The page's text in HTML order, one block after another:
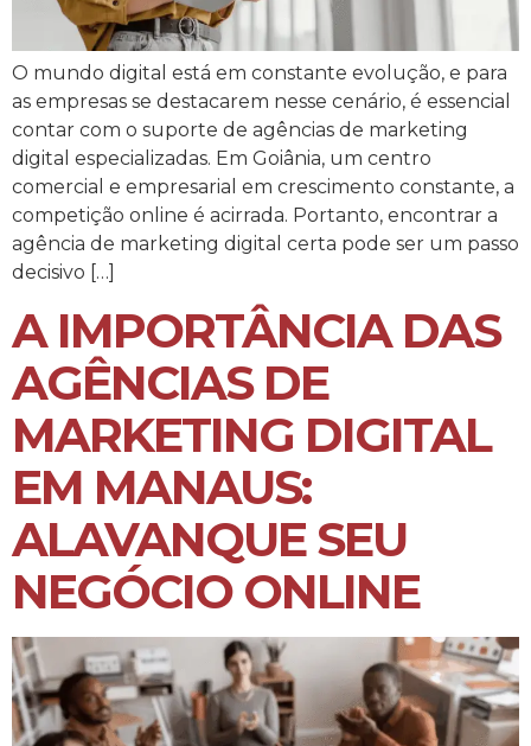
O mundo digital está em constante evolução, e para
as empresas se destacarem nesse cenário, é essencial
contar com o suporte de agências de marketing
digital especializadas. Em Goiânia, um centro
comercial e empresarial em crescimento constante, a
competição online é acirrada. Portanto, encontrar a
agência de marketing digital certa pode ser um passo
decisivo […]
A IMPORTÂNCIA DAS
AGÊNCIAS DE
MARKETING DIGITAL
EM MANAUS:
ALAVANQUE SEU
NEGÓCIO ONLINE